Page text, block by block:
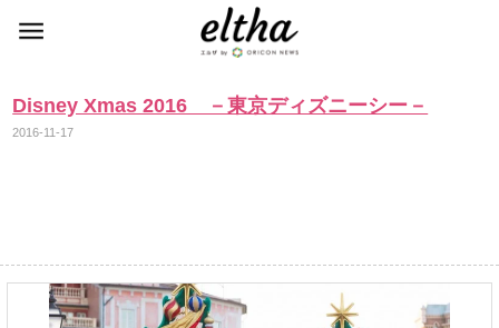
Disney Xmas 2016 －東京ディズニーシー－
2016-11-17